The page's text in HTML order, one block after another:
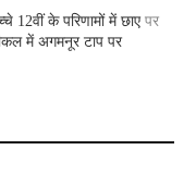
के परिणामों में छाएपर
में अगमनूर टाप पर